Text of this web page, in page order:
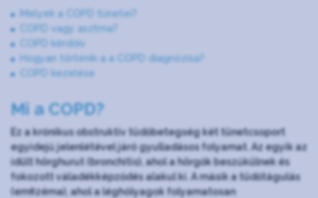
Melyek a COPD tünetei?
COPD vagy asztma?
COPD kérdőív
Hogyan történik a a COPD diagnózisa?
COPD kezelése
Mi a COPD?
Ez a krónikus obstruktív tüdőbetegség két tünetcsoport
egyidejű jelenlétével járó gyulladásos folyamat. Az egyik az
idült hörghurut (bronchitis), ahol a hörgők beszűkülnek és
fokozott váladékképződés alakul ki. A másik a tüdőtágulás
(emfizéma), ahol a léghólyagok folyamatosan